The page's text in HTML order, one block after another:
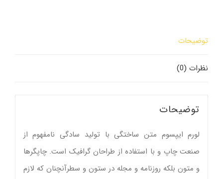
توضیحات
نظرات (0)
توضیحات
لورم ایپسوم متن ساختگی با تولید سادگی نامفهوم از
صنعت چاپ و با استفاده از طراحان گرافیک است. چاپگرها
و متون بلکه روزنامه و مجله در ستون و سطرآنچنان که لازم